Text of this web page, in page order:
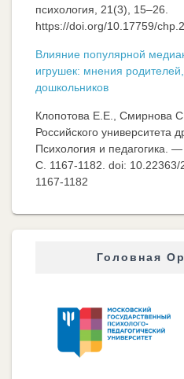
психология, 21(3), 15–26.
https://doi.org/10.17759/
Влияние популярной
игрушек: мнения
дошкольников
Клопотова Е.Е., Смирнова
Российского университета
Психология и
C. 1167-1182. doi:
1167-1182
Головная